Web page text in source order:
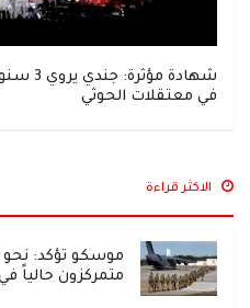
شهادة
في معتقلات الحوثي
الاكثر قراءة
متمركزون حالياً في